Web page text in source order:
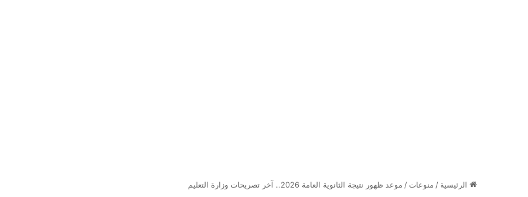
الرئيسية / منوعات / موعد ظهور نتيجة الثانوية العامة 2026.. آخر تصريحات وزارة التعليم